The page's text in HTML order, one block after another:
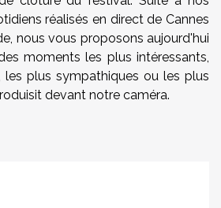
réalisés en direct de Cannes
nous vous proposons aujourd'hui
moments les plus intéressants,
les plus sympathiques ou les plus
devant notre caméra.